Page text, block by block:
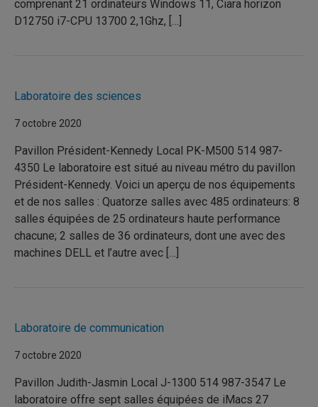
comprenant 21 ordinateurs Windows 11, Ciara horizon
D12750 i7-CPU 13700 2,1Ghz, […]
Laboratoire des sciences
7 octobre 2020
Pavillon Président-Kennedy Local PK-M500 514 987-
4350 Le laboratoire est situé au niveau métro du pavillon
Président-Kennedy. Voici un aperçu de nos équipements
et de nos salles : Quatorze salles avec 485 ordinateurs: 8
salles équipées de 25 ordinateurs haute performance
chacune; 2 salles de 36 ordinateurs, dont une avec des
machines DELL et l’autre avec […]
Laboratoire de communication
7 octobre 2020
Pavillon Judith-Jasmin Local J-1300 514 987-3547 Le
laboratoire offre sept salles équipées de iMacs 27